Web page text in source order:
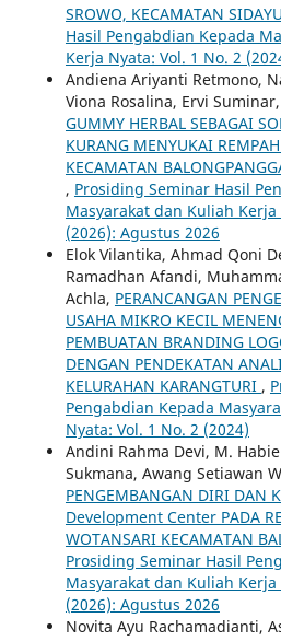
SROWO, KECAMATAN SIDAYU
Hasil Pengabdian Kepada
Kerja Nyata: Vol. 1 No. 2
Andiena Ariyanti Retmono,
Viona Rosalina, Ervi Suminar,
GUMMY HERBAL SEBAGAI
KURANG MENYUKAI
KECAMATAN
, Prosiding Seminar Hasil
Masyarakat dan Kuliah Kerja
(2026): Agustus 2026
Elok Vilantika, Ahmad Qoni
Ramadhan Afandi,
Achla, PERANCANGAN
USAHA MIKRO KECIL
PEMBUATAN BRANDING
DENGAN PENDEKATAN
KELURAHAN KARANGTURI ,
Pengabdian Kepada
Nyata: Vol. 1 No. 2 (2024)
Andini Rahma Devi, M.
Sukmana, Awang Setiawan
PENGEMBANGAN DIRI DAN
Development Center PADA
WOTANSARI KECAMATAN
Prosiding Seminar Hasil
Masyarakat dan Kuliah Kerja
(2026): Agustus 2026
Novita Ayu Rachamadianti,